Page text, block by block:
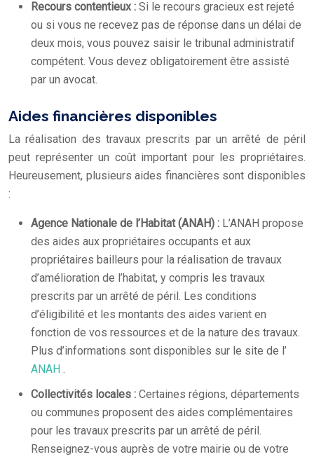
Recours contentieux : Si le recours gracieux est rejeté
ou si vous ne recevez pas de réponse dans un délai de
deux mois, vous pouvez saisir le tribunal administratif
compétent. Vous devez obligatoirement être assisté
par un avocat.
Aides financières disponibles
La réalisation des travaux prescrits par un arrêté de péril
peut représenter un coût important pour les propriétaires.
Heureusement, plusieurs aides financières sont disponibles
:
Agence Nationale de l’Habitat (ANAH) : L’ANAH propose
des aides aux propriétaires occupants et aux
propriétaires bailleurs pour la réalisation de travaux
d’amélioration de l’habitat, y compris les travaux
prescrits par un arrêté de péril. Les conditions
d’éligibilité et les montants des aides varient en
fonction de vos ressources et de la nature des travaux.
Plus d’informations sont disponibles sur le site de l’
ANAH
Collectivités locales : Certaines régions, départements
ou communes proposent des aides complémentaires
pour les travaux prescrits par un arrêté de péril.
Renseignez-vous auprès de votre mairie ou de votre